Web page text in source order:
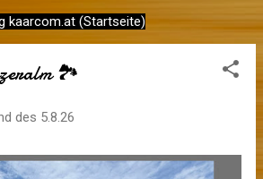
kaarcom.at (Startseite)
🏞️
des 5.8.26